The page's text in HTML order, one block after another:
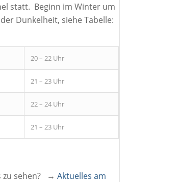
statt. Beginn im Winter um
Dunkelheit, siehe Tabelle:
20 – 22 Uhr
21 – 23 Uhr
22 – 24 Uhr
21 – 23 Uhr
zu sehen? →Aktuelles am